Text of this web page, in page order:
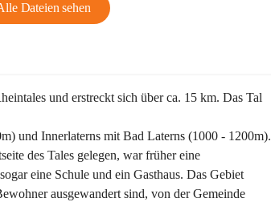
Dateien sehen
und erstreckt sich über ca. 15 km. Das Tal
und Innerlaterns mit Bad Laterns (1000 - 1200m).
des Tales gelegen, war früher eine
eine Schule und ein Gasthaus. Das Gebiet
ausgewandert sind, von der Gemeinde